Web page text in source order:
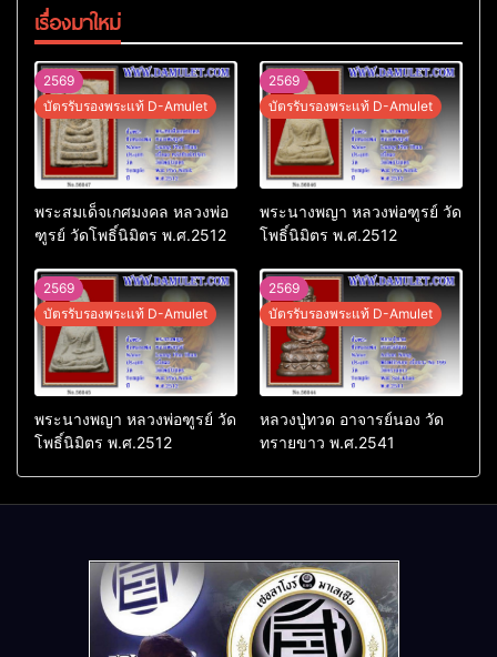
เรื่องมาใหม่
2569
บัตรรับรองพระแท้ D-Amulet
พระสมเด็จเกศมงคล หลวงพ่อ
ฑูรย์ วัดโพธิ์นิมิตร พ.ศ.2512
2569
บัตรรับรองพระแท้ D-Amulet
พระนางพญา หลวงพ่อฑูรย์ วัด
โพธิ์นิมิตร พ.ศ.2512
2569
บัตรรับรองพระแท้ D-Amulet
พระนางพญา หลวงพ่อฑูรย์ วัด
โพธิ์นิมิตร พ.ศ.2512
2569
บัตรรับรองพระแท้ D-Amulet
หลวงปู่ทวด อาจารย์นอง วัด
ทรายขาว พ.ศ.2541